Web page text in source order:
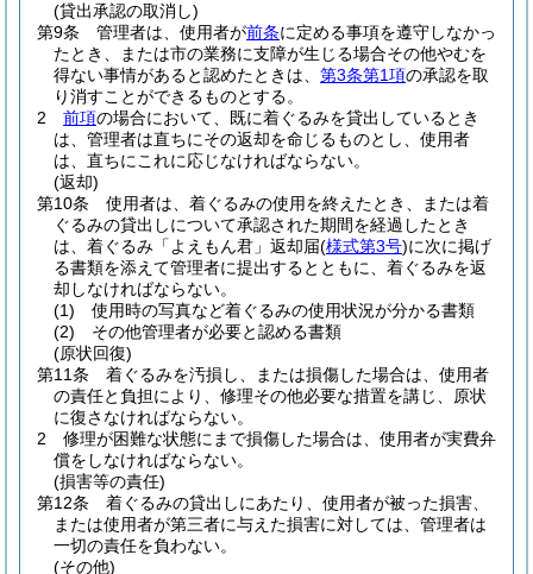
(貸出承認の取消し)
第9条
管理者は、使用者が前条に定める事項を遵守しなかっ
たとき、または市の業務に支障が生じる場合その他やむを
得ない事情があると認めたときは、 第3条第1項の承認を取
り消すことができるものとする。
2
前項の場合において、既に着ぐるみを貸出しているとき
は、管理者は直ちにその返却を命じるものとし、使用者
は、直ちにこれに応じなければならない。
(返却)
第10条
使用者は、着ぐるみの使用を終えたとき、または着
ぐるみの貸出しについて承認された期間を経過したとき
は、着ぐるみ「よえもん君」返却届(様式第3号)に次に掲げ
る書類を添えて管理者に提出するとともに、着ぐるみを返
却しなければならない。
(1)
使用時の写真など着ぐるみの使用状況が分かる書類
(2)
その他管理者が必要と認める書類
(原状回復)
第11条
着ぐるみを汚損し、または損傷した場合は、使用者
の責任と負担により、修理その他必要な措置を講じ、原状
に復さなければならない。
2
修理が困難な状態にまで損傷した場合は、使用者が実費弁
償をしなければならない。
(損害等の責任)
第12条
着ぐるみの貸出しにあたり、使用者が被った損害、
または使用者が第三者に与えた損害に対しては、管理者は
一切の責任を負わない。
(その他)